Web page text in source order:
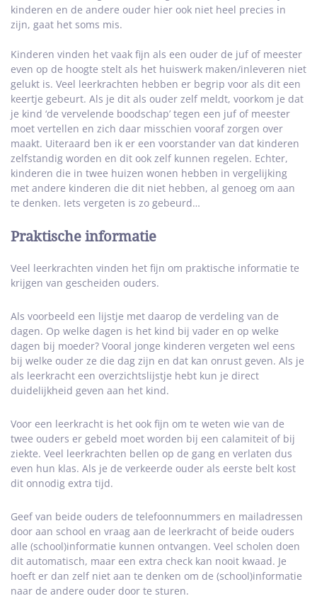
kinderen en de andere ouder hier ook niet heel precies in
zijn, gaat het soms mis.
Kinderen vinden het vaak fijn als een ouder de juf of meester
even op de hoogte stelt als het huiswerk maken/inleveren niet
gelukt is. Veel leerkrachten hebben er begrip voor als dit een
keertje gebeurt. Als je dit als ouder zelf meldt, voorkom je dat
je kind ‘de vervelende boodschap’ tegen een juf of meester
moet vertellen en zich daar misschien vooraf zorgen over
maakt. Uiteraard ben ik er een voorstander van dat kinderen
zelfstandig worden en dit ook zelf kunnen regelen. Echter,
kinderen die in twee huizen wonen hebben in vergelijking
met andere kinderen die dit niet hebben, al genoeg om aan
te denken. Iets vergeten is zo gebeurd…
Praktische informatie
Veel leerkrachten vinden het fijn om praktische informatie te
krijgen van gescheiden ouders.
Als voorbeeld een lijstje met daarop de verdeling van de
dagen. Op welke dagen is het kind bij vader en op welke
dagen bij moeder? Vooral jonge kinderen vergeten wel eens
bij welke ouder ze die dag zijn en dat kan onrust geven. Als je
als leerkracht een overzichtslijstje hebt kun je direct
duidelijkheid geven aan het kind.
Voor een leerkracht is het ook fijn om te weten wie van de
twee ouders er gebeld moet worden bij een calamiteit of bij
ziekte. Veel leerkrachten bellen op de gang en verlaten dus
even hun klas. Als je de verkeerde ouder als eerste belt kost
dit onnodig extra tijd.
Geef van beide ouders de telefoonnummers en mailadressen
door aan school en vraag aan de leerkracht of beide ouders
alle (school)informatie kunnen ontvangen. Veel scholen doen
dit automatisch, maar een extra check kan nooit kwaad. Je
hoeft er dan zelf niet aan te denken om de (school)informatie
naar de andere ouder door te sturen.